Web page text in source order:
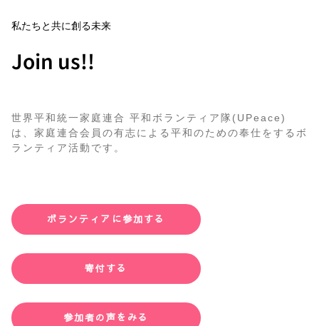
私たちと共に創る未来
Join us!!
世界平和統一家庭連合 平和ボランティア隊(UPeace)
は、家庭連合会員の有志による平和のための奉仕をするボ
ランティア活動です。
ボランティアに参加する
寄付する
参加者の声をみる